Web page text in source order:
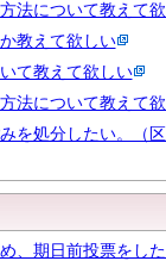
法について教えて
教えて欲しい
て教えて欲しい
法について教えて
を処分したい。（
、期日前投票をし